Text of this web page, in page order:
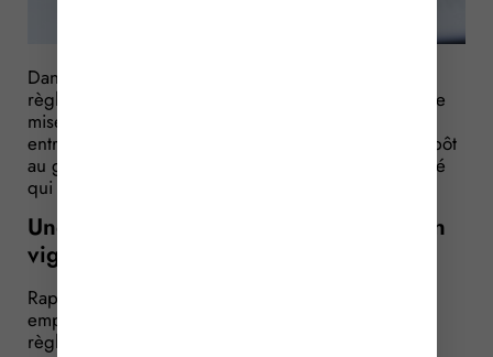
Dans les entreprises d’au moins 50 salariés, le
règlement intérieur doit respecter une procédure de
mise en place bien précise. Jusqu’à présent, son
entrée en vigueur dépendait notamment de son dépôt
au greffe du conseil de prud’hommes. Une formalité
qui n’est désormais plus requise…
Une formalité en moins pour l’entrée en
vigueur du règlement intérieur
Rappelons que les entreprises et établissements
employant au moins 50 salariés doivent établir un
règlement intérieur.